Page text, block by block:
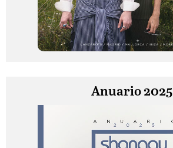
Anuario 2025